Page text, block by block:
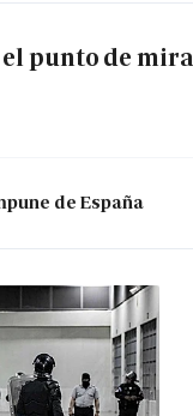
punto de mira
de España